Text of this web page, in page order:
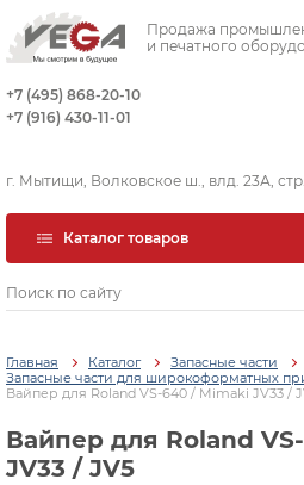
Продажа
и печатного
+7 (495) 868-20-10
+7 (916) 430-11-01
г. Мытищи, Волковское ш., влд. 23А,
Каталог товаров
Главная Каталог
Запасные части
Запасные части для широкоформатных
Вайпер для Roland VS-640 / Mimaki JV33 /
Вайпер для Roland
JV33 / JV5